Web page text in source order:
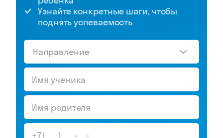
Узнайте конкретные шаги, чтобы
поднять успеваемость
Направление